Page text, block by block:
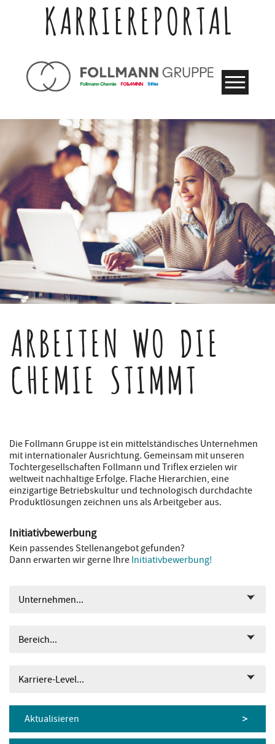
KARRIEREPORTAL
ARBEITEN WO DIE
CHEMIE STIMMT
Die Follmann Gruppe ist ein mittelständisches Unternehmen
mit internationaler Ausrichtung. Gemeinsam mit unseren
Tochtergesellschaften Follmann und Triflex erzielen wir
weltweit nachhaltige Erfolge. Flache Hierarchien, eine
einzigartige Betriebskultur und technologisch durchdachte
Produktlösungen zeichnen uns als Arbeitgeber aus.
Unternehmen...
Bereich...
Karriere-Level...
Aktualisieren
Initiativbewerbung
Kein passendes Stellenangebot gefunden?
Dann erwarten wir gerne Ihre Initiativbewerbung!